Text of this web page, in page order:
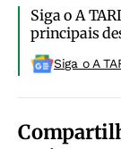
Siga o A
principais
Siga o A